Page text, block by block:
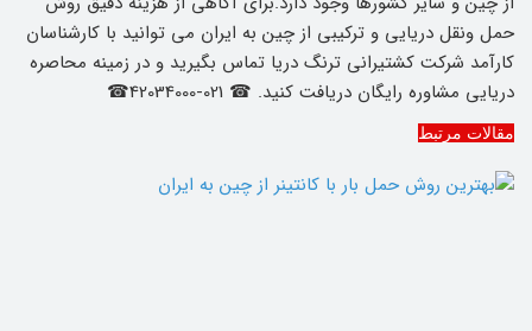
حمل ونقل دریایی و ترکیبی از چین به ایران می توانید با کارشناسان
کارآمد شرکت کشتیرانی ترنگ دریا تماس بگیرید و در زمینه محاصره
دریایی مشاوره رایگان دریافت کنید. ☎ 021-42034000☎
مقالات مرتبط